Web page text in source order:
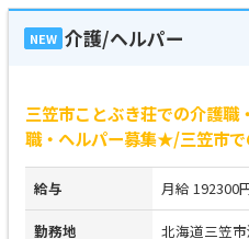
NEW 介護/ヘルパー
三笠市ことぶき荘での介護
職・ヘルパー募集★/三笠市
給与 月給 192300
勤務地 北海道三笠